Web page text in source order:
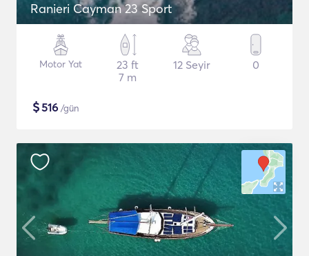
Ranieri Cayman 23 Sport
Motor Yat
23 ft
7 m
12 Seyir 0
$516 /gün